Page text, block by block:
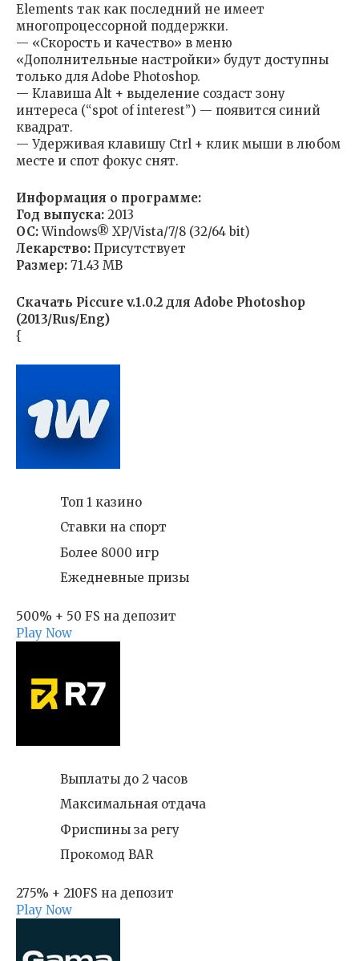
Elements так как последний не имеет
многопроцессорной поддержки.
— «Скорость и качество» в меню
«Дополнительные настройки» будут доступны
только для Adobe Photoshop.
— Клавиша Alt + выделение создаст зону
интереса (“spot of interest”) — появится синий
квадрат.
— Удерживая клавишу Ctrl + клик мыши в любом
месте и спот фокус снят.
Информация о программе:
Год выпуска: 2013
ОС:Windows® XP/Vista/7/8 (32/64 bit)
Лекарство: Присутствует
Размер: 71.43 MB
Скачать Piccure v.1.0.2 для Adobe Photoshop
(2013/Rus/Eng)
{
Топ 1 казино
Ставки на спорт
Более 8000 игр
Ежедневные призы
500% + 50 FS на депозит
Play Now
Выплаты до 2 часов
Максимальная отдача
Фриспины за регу
Прокомод BAR
275% + 210FS на депозит
Play Now